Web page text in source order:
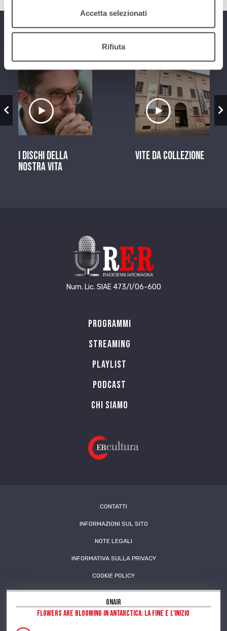
Accetta selezionati
Rifiuta
OnAir
Flowers are blooming in Antarctica: la fine e l’inizio
Programmi
Ascolta il servizio
I dischi della
nostra vita
Ascolta il
Vite da Collezione
Num. Lic. SIAE 473/I/06-600
Programmi
Streaming
Playlist
PODCAST
Chi siamo
CONTATTI
INFORMAZIONI SUL SITO
NOTE LEGALI
INFORMATIVA SULLA PRIVACY
COOKIE POLICY